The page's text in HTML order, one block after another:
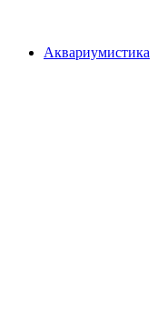
Аквариумистика